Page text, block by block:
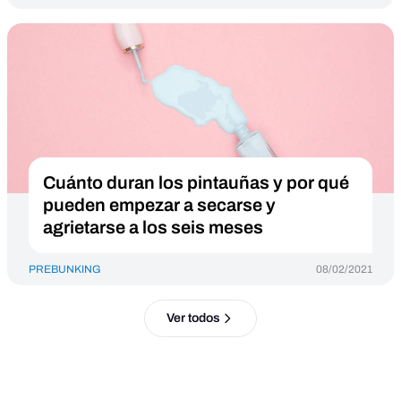
Cuánto duran los pintauñas y por qué
pueden empezar a secarse y
agrietarse a los seis meses
PREBUNKING 08/02/2021
Ver todos